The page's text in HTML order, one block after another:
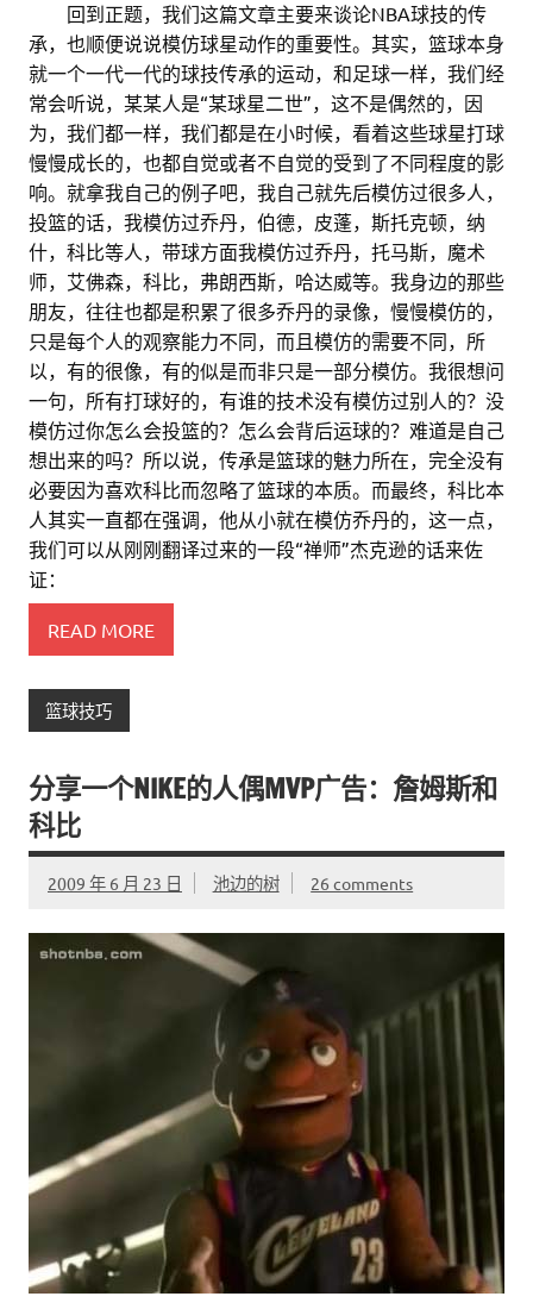
回到正题，我们这篇文章主要来谈论NBA球技的传
承，也顺便说说模仿球星动作的重要性。其实，篮球本身
就一个一代一代的球技传承的运动，和足球一样，我们经
常会听说，某某人是“某球星二世”，这不是偶然的，因
为，我们都一样，我们都是在小时候，看着这些球星打球
慢慢成长的，也都自觉或者不自觉的受到了不同程度的影
响。就拿我自己的例子吧，我自己就先后模仿过很多人，
投篮的话，我模仿过乔丹，伯德，皮蓬，斯托克顿，纳
什，科比等人，带球方面我模仿过乔丹，托马斯，魔术
师，艾佛森，科比，弗朗西斯，哈达威等。我身边的那些
朋友，往往也都是积累了很多乔丹的录像，慢慢模仿的，
只是每个人的观察能力不同，而且模仿的需要不同，所
以，有的很像，有的似是而非只是一部分模仿。我很想问
一句，所有打球好的，有谁的技术没有模仿过别人的？没
模仿过你怎么会投篮的？怎么会背后运球的？难道是自己
想出来的吗？所以说，传承是篮球的魅力所在，完全没有
必要因为喜欢科比而忽略了篮球的本质。而最终，科比本
人其实一直都在强调，他从小就在模仿乔丹的，这一点，
我们可以从刚刚翻译过来的一段“禅师”杰克逊的话来佐
证：
READ MORE
篮球技巧
分享一个NIKE的人偶MVP广告：詹姆斯和
科比
2009 年 6 月 23 日 池边的树 26 comments